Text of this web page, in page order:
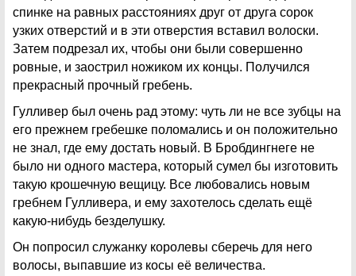
спинке на равных расстояниях друг от друга сорок
узких отверстий и в эти отверстия вставил волоски.
Затем подрезал их, чтобы они были совершенно
ровные, и заострил ножиком их концы. Получился
прекрасный прочный гребень.
Гулливер был очень рад этому: чуть ли не все зубцы на
его прежнем гребешке поломались и он положительно
не знал, где ему достать новый. В Бробдингнеге не
было ни одного мастера, который сумел бы изготовить
такую крошечную вещицу. Все любовались новым
гребнем Гулливера, и ему захотелось сделать ещё
какую-нибудь безделушку.
Он попросил служанку королевы сберечь для него
волосы, выпавшие из косы её величества.